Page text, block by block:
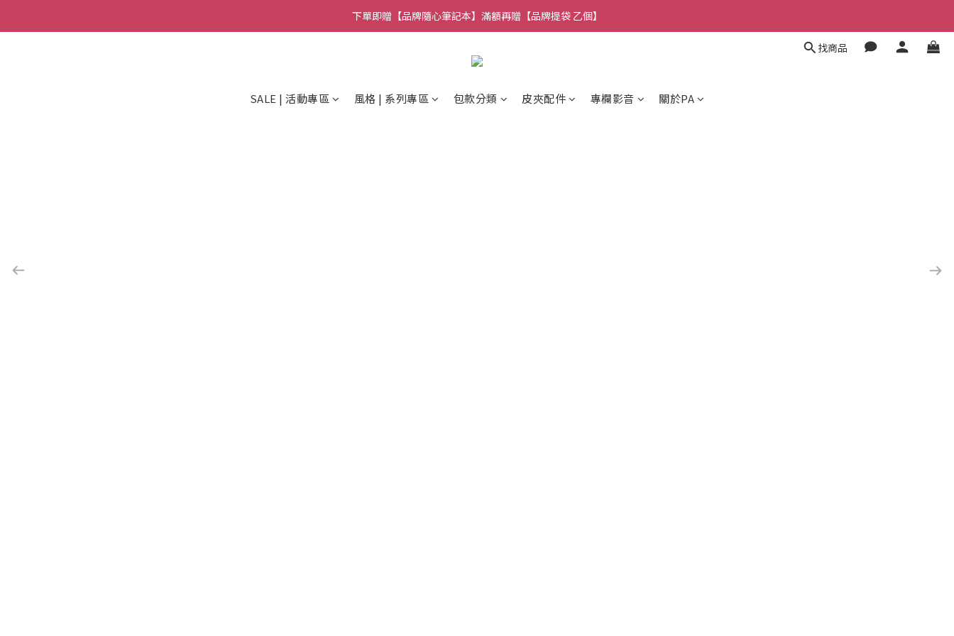
🚚全館消費 滿 $1,314 免運費！
下單即贈【品牌隨心筆記本】滿額再贈【品牌提袋 乙個】
找商品
SALE | 活動專區 風格 | 系列專區 包款分類 皮夾配件 專欄影音 關於PA